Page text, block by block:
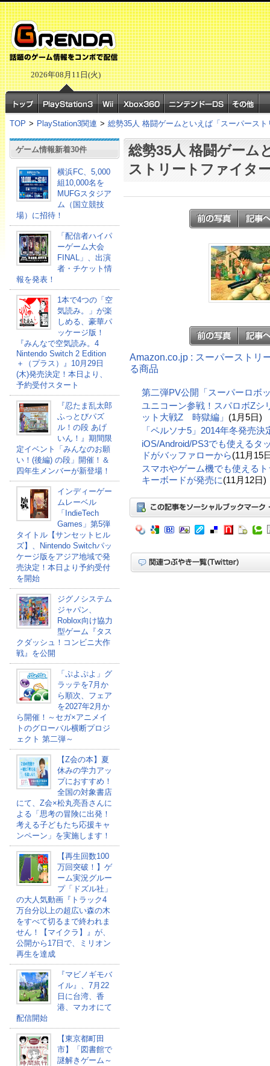
2026年08月11日(火)
TOP > PlayStation3関連 > 総勢35人 格闘ゲームといえば「スーパース
ゲーム情報新着30件
横浜FC、5,000
組10,000名を
MUFGスタジア
ム（国立競技
場）に招待！
「配信者ハイパ
ーゲーム大会
FINAL」、出演
者・チケット情
報を発表！
1本で4つの「空
気読み。」が楽
しめる、豪華パ
ッケージ版！
『みんなで空気読み。4
Nintendo Switch 2 Edition
＋（プラス）』10月29日
(木)発売決定！本日より、
予約受付スタート
『忍たま乱太郎
ふっとびパズ
ル！の段 あげ
いん！』期間限
定イベント「みんなのお願
い！(後編) の段」開催！＆
四年生メンバーが新登場！
インディーゲー
ムレーベル
「IndieTech
Games」第5弾
タイトル【サンセットヒル
ズ】、Nintendo Switchパッ
ケージ版をアジア地域で発
売決定！本日より予約受付
を開始
ジグノシステム
ジャパン、
Roblox向け協力
型ゲーム『タス
クダッシュ！コンビニ大作
戦』を公開
「ぷよぷよ」グ
ラッテを7月か
ら順次、フェア
を2027年2月か
ら開催！～セガ×アニメイ
トのグローバル横断プロジ
ェクト 第二弾～
【Z会の本】夏
休みの学力アッ
プにおすすめ！
全国の対象書店
にて、Z会×松丸亮吾さんに
よる「思考の冒険に出発！
考える子どもたち応援キャ
ンペーン」を実施します！
【再生回数100
万回突破！】ゲ
ーム実況グルー
プ「ドズル社」
の大人気動画『トラック4
万台分以上の超広い森の木
をすべて切るまで終われま
せん！【マイクラ】』が、
公開から17日で、ミリオン
再生を達成
『マビノギモバ
イル』、7月22
日に台湾、香
港、マカオにて
配信開始
【東京都町田
市】「図書館で
謎解きゲーム～
総勢35人 格闘ゲーム
ストリートファイタ
Amazon.co.jp : スーパーストリ
る商品
第二弾PV公開「スーパーロボ
ユニコーン参戦！スパロボZシ
ット大戦Z 時獄編」 (1月5日)
「ペルソナ5」2014年冬発売決
iOS/Android/PS3でも使えるタ
ドがバッファローから(11月15
スマホやゲーム機でも使える
キーボードが発売に(11月12日)